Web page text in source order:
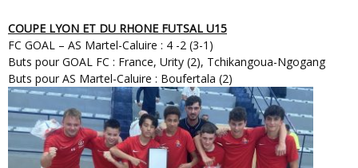
COUPE LYON ET DU RHONE FUTSAL U15
FC GOAL – AS Martel-Caluire : 4 -2 (3-1)
Buts pour GOAL FC : France, Urity (2), Tchikangoua-Ngogang
Buts pour AS Martel-Caluire : Boufertala (2)